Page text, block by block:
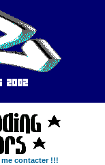
me contacter !!!